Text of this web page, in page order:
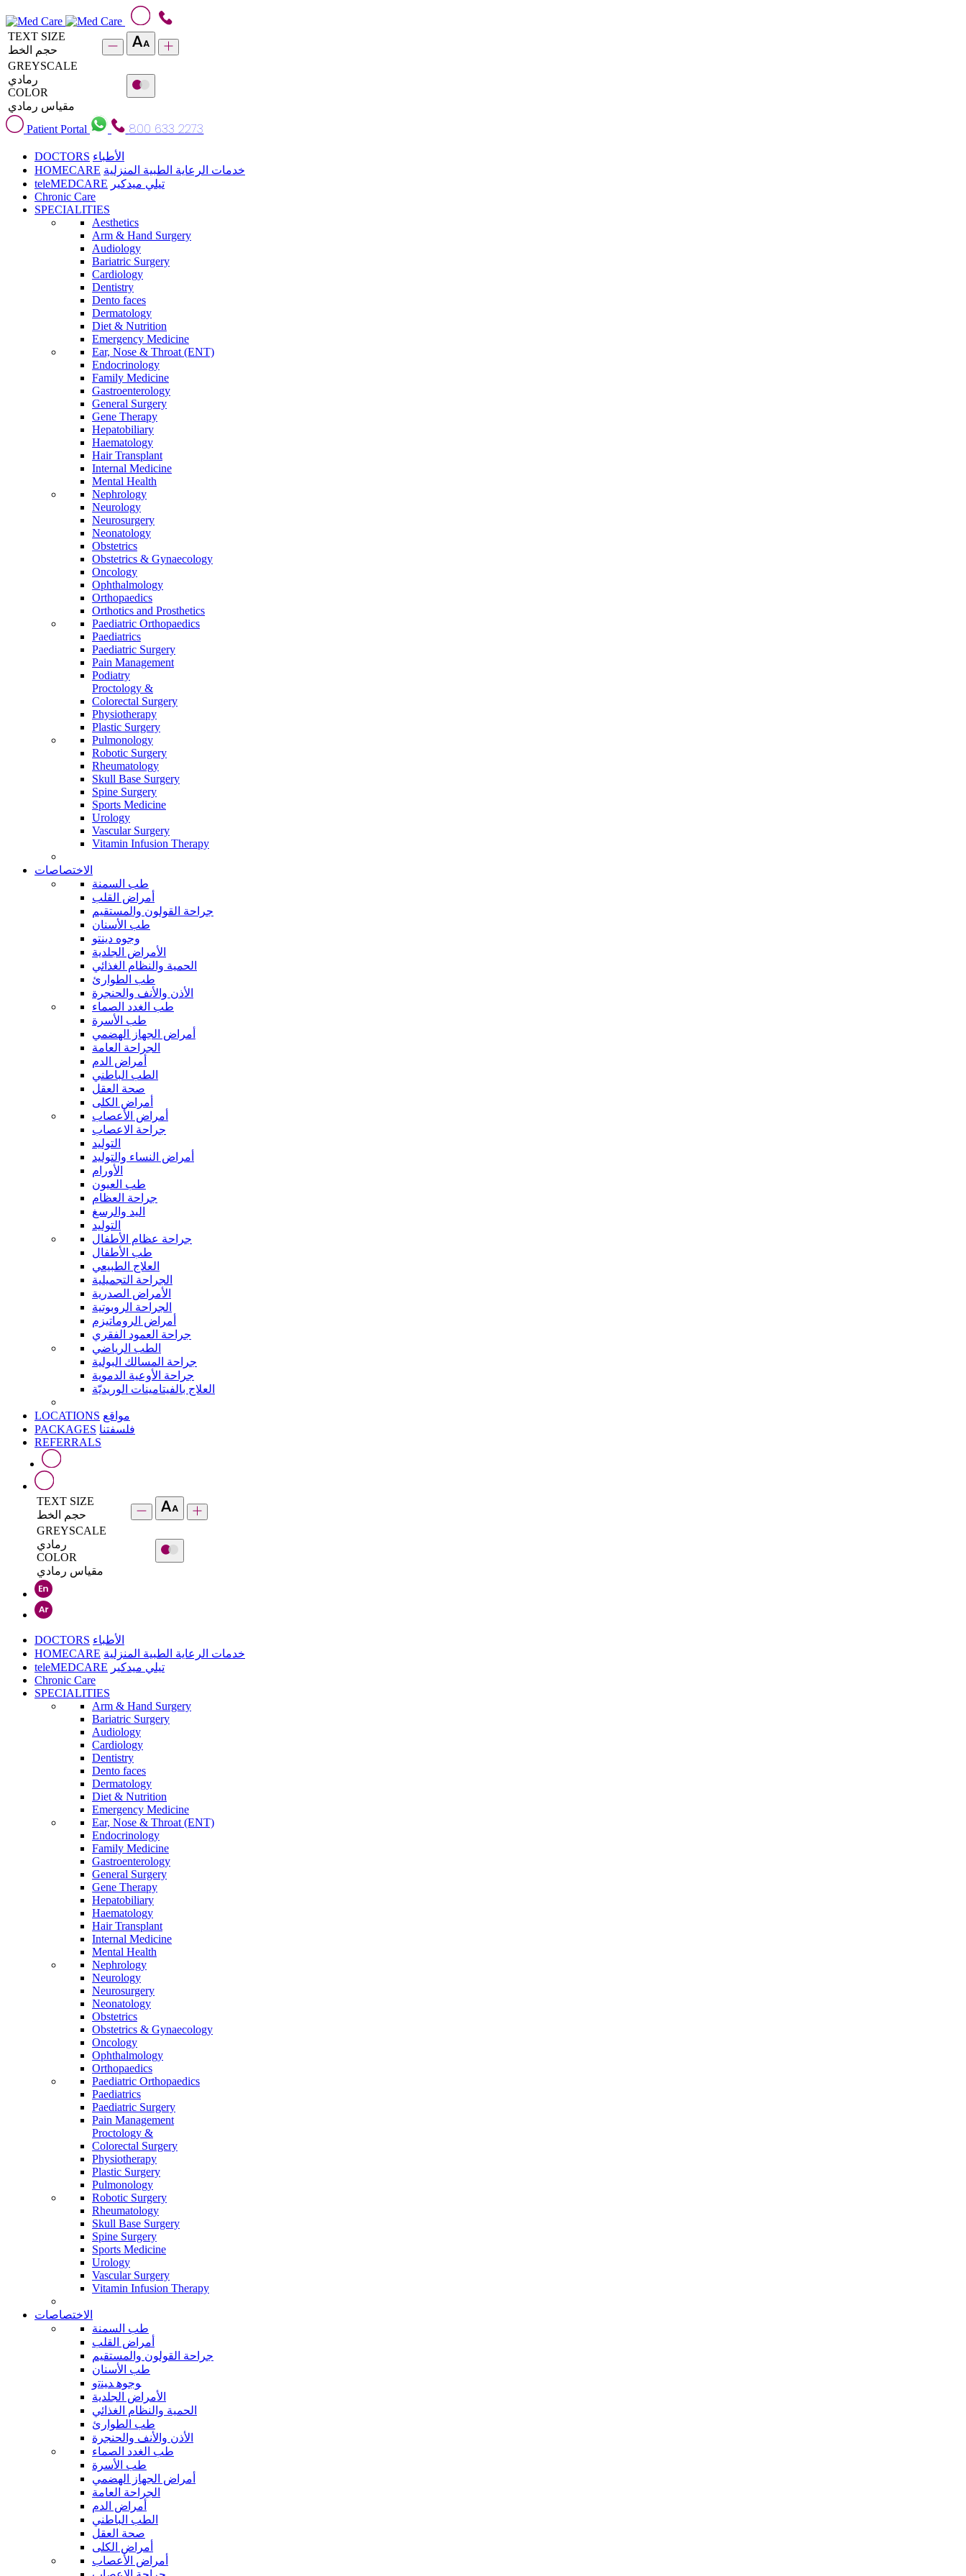
TEXT SIZE
حجم الخط
GREYSCALE
رمادي
COLOR
مقياس رمادي
Patient Portal
800 633 2273
DOCTORS الأطباء
HOMECARE خدمات الرعاية الطبية المنزلية
teleMEDCARE تيلي ميدكير
Chronic Care
SPECIALITIES
Aesthetics
Arm & Hand Surgery
Audiology
Bariatric Surgery
Cardiology
Dentistry
Dento faces
Dermatology
Diet & Nutrition
Emergency Medicine
Ear, Nose & Throat (ENT)
Endocrinology
Family Medicine
Gastroenterology
General Surgery
Gene Therapy
Hepatobiliary
Haematology
Hair Transplant
Internal Medicine
Mental Health
Nephrology
Neurology
Neurosurgery
Neonatology
Obstetrics
Obstetrics & Gynaecology
Oncology
Ophthalmology
Orthopaedics
Orthotics and Prosthetics
Paediatric Orthopaedics
Paediatrics
Paediatric Surgery
Pain Management
Podiatry
Proctology &
Colorectal Surgery
Physiotherapy
Plastic Surgery
Pulmonology
Robotic Surgery
Rheumatology
Skull Base Surgery
Spine Surgery
Sports Medicine
Urology
Vascular Surgery
Vitamin Infusion Therapy
الاختصاصات
طب السمنة
أمراض القلب
جراحة القولون والمستقيم
طب الأسنان
وجوه دينتو
الأمراض الجلدية
الحمية والنظام الغذائي
طب الطوارئ
الأذن والأنف والحنجرة
طب الغدد الصماء
طب الأسرة
أمراض الجهاز الهضمي
الجراحة العامة
أمراض الدم
الطب الباطني
صحة العقل
أمراض الكلى
أمراض الأعصاب
جراحة الاعصاب
التوليد
أمراض النساء والتوليد
الأورام
طب العيون
جراحة العظام
اليد والرسغ
التوليد
جراحة عظام الأطفال
طب الأطفال
العلاج الطبيعي
الجراحة التجميلية
الأمراض الصدرية
الجراحة الروبوتية
أمراض الروماتيزم
جراحة العمود الفقري
الطب الرياضي
جراحة المسالك البولية
جراحة الأوعية الدموية
العلاج بالفيتامينات الوريديّة
LOCATIONS مواقع
PACKAGES فلسفتنا
REFERRALS
TEXT SIZE
حجم الخط
GREYSCALE
رمادي
COLOR
مقياس رمادي
DOCTORS الأطباء
HOMECARE خدمات الرعاية الطبية المنزلية
teleMEDCARE تيلي ميدكير
Chronic Care
SPECIALITIES
Arm & Hand Surgery
Bariatric Surgery
Audiology
Cardiology
Dentistry
Dento faces
Dermatology
Diet & Nutrition
Emergency Medicine
Ear, Nose & Throat (ENT)
Endocrinology
Family Medicine
Gastroenterology
General Surgery
Gene Therapy
Hepatobiliary
Haematology
Hair Transplant
Internal Medicine
Mental Health
Nephrology
Neurology
Neurosurgery
Neonatology
Obstetrics
Obstetrics & Gynaecology
Oncology
Ophthalmology
Orthopaedics
Paediatric Orthopaedics
Paediatrics
Paediatric Surgery
Pain Management
Proctology &
Colorectal Surgery
Physiotherapy
Plastic Surgery
Pulmonology
Robotic Surgery
Rheumatology
Skull Base Surgery
Spine Surgery
Sports Medicine
Urology
Vascular Surgery
Vitamin Infusion Therapy
الاختصاصات
طب السمنة
أمراض القلب
جراحة القولون والمستقيم
طب الأسنان
ﻮﺟﻮﻫ ﺪﻴﻨﺗﻭ
الأمراض الجلدية
الحمية والنظام الغذائي
طب الطوارئ
الأذن والأنف والحنجرة
طب الغدد الصماء
طب الأسرة
أمراض الجهاز الهضمي
الجراحة العامة
أمراض الدم
الطب الباطني
صحة العقل
أمراض الكلى
أمراض الأعصاب